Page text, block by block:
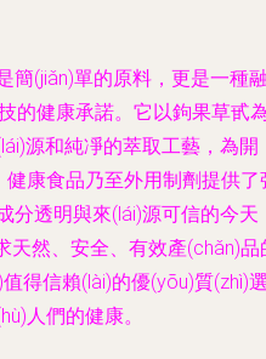
簡(jiǎn)單的原料，更是一種
的健康承諾。它以鉤果草甙
源和純凈的萃取工藝，為開
康食品乃至外用制劑提供了
分透明與來(lái)源可信的今天
天然、安全、有效產(chǎn)品
得信賴(lài)的優(yōu)質(zhì)
人們的健康。